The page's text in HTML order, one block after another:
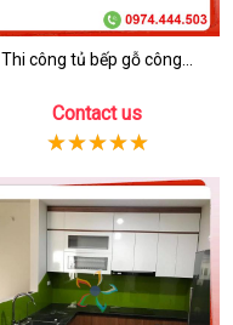
Thi công tủ bếp gỗ công...
Contact us